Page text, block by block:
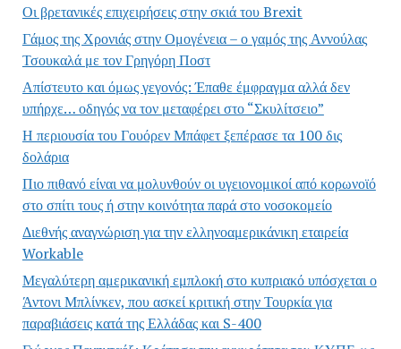
Οι βρετανικές επιχειρήσεις στην σκιά του Brexit
Γάμος της Χρονιάς στην Ομογένεια – ο γαμός της Αννούλας
Τσουκαλά με τον Γρηγόρη Ποστ
Απίστευτο και όμως γεγονός: Έπαθε έμφραγμα αλλά δεν
υπήρχε… οδηγός να τον μεταφέρει στο “Σκυλίτσειο”
Η περιουσία του Γουόρεν Μπάφετ ξεπέρασε τα 100 δις
δολάρια
Πιο πιθανό είναι να μολυνθούν οι υγειονομικοί από κορωνοϊό
στο σπίτι τους ή στην κοινότητα παρά στο νοσοκομείο
Διεθνής αναγνώριση για την ελληνοαμερικάνικη εταιρεία
Workable
Μεγαλύτερη αμερικανική εμπλοκή στο κυπριακό υπόσχεται ο
Άντονι Μπλίνκεν, που ασκεί κριτική στην Τουρκία για
παραβιάσεις κατά της Ελλάδας και S-400